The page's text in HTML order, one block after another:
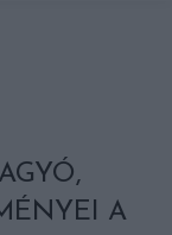
A